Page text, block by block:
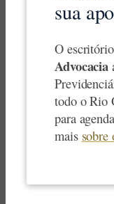
sua
O escritório
Advocacia
todo o Rio
para
mais sobre